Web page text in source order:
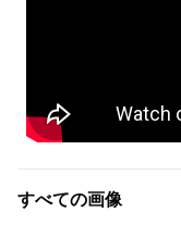
すべての画像